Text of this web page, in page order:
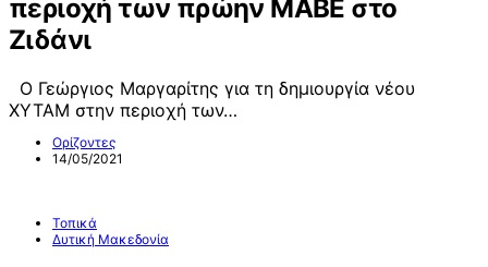
περιοχή των πρώην ΜΑΒΕ στο
Ζιδάνι
Ο Γεώργιος Μαργαρίτης για τη δημιουργία νέου
ΧΥΤΑΜ στην περιοχή των…
Ορίζοντες
14/05/2021
Τοπικά
Δυτική Μακεδονία